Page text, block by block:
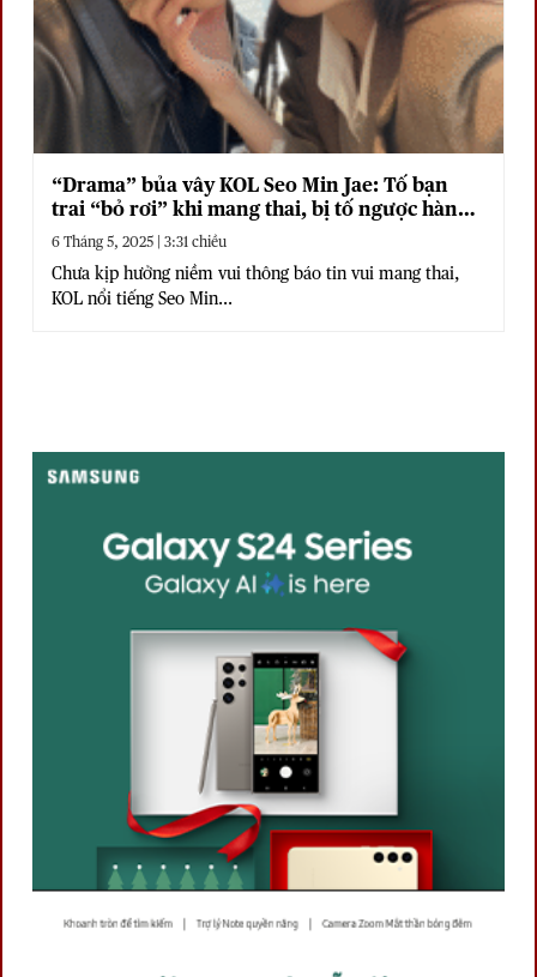
“Drama” bủa vây KOL Seo Min Jae: Tố bạn
trai “bỏ rơi” khi mang thai, bị tố ngược hành
hung
6 Tháng 5, 2025 | 3:31 chiều
Chưa kịp hưởng niềm vui thông báo tin vui mang thai,
KOL nổi tiếng Seo Min...